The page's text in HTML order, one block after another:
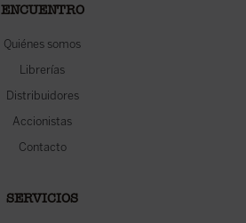
ENCUENTRO
Quiénes somos
Librerías
Distribuidores
Accionistas
Contacto
SERVICIOS